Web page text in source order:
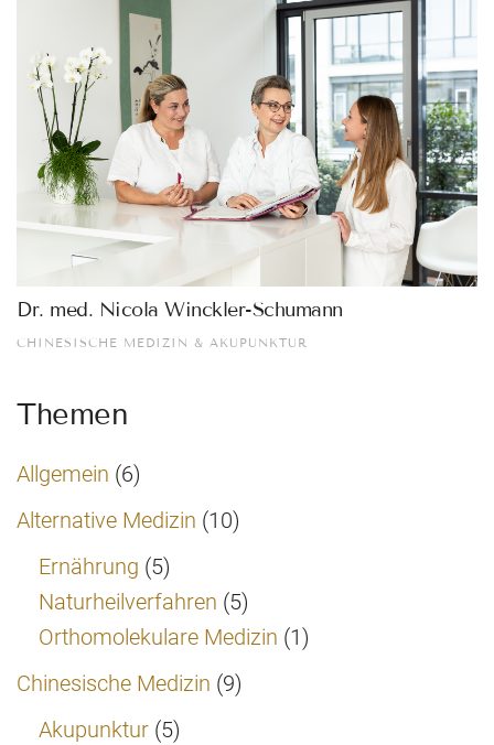
Dr. med. Nicola Winckler-Schumann
CHINESISCHE MEDIZIN & AKUPUNKTUR
Themen
Allgemein (6)
Alternative Medizin (10)
Ernährung (5)
Naturheilverfahren (5)
Orthomolekulare Medizin (1)
Chinesische Medizin (9)
Akupunktur (5)